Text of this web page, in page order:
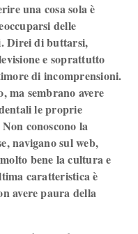
una cosa sola è
delle
Direi di buttarsi,
e soprattutto
di incomprensioni.
ma sembrano avere
le proprie
conoscono la
navigano sul web,
bene la cultura e
caratteristica è
avere paura della